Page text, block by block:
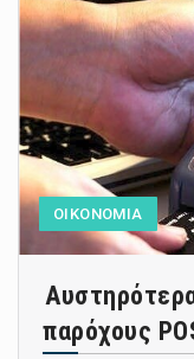
ΟΙΚΟΝΟΜΙΑ
παρόχους